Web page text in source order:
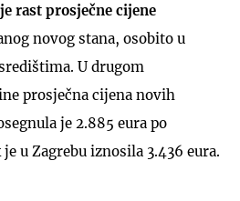
rast prosječne cijene
novog stana, osobito u
U drugom
prosječna cijena novih
je 2.885 eura po
u Zagrebu iznosila 3.436 eura.